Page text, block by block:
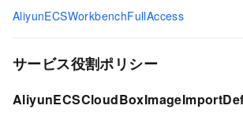
AliyunECSWorkbenchFullAccess
サービス役割ポリシー